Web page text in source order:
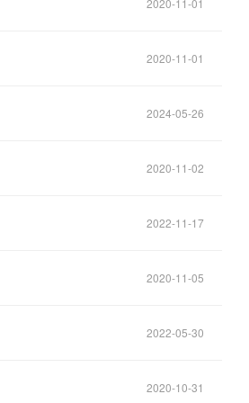
2020-11-01
2020-11-01
2024-05-26
2020-11-02
2022-11-17
2020-11-05
2022-05-30
2020-10-31